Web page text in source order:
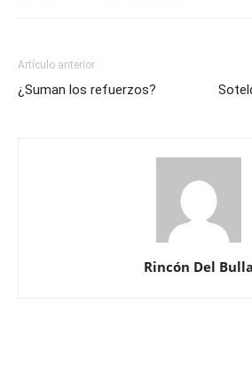
Artículo anterior
¿Suman los refuerzos?
Rincón Del Bulla